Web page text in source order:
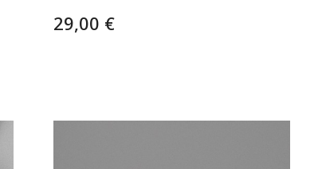
29,00 €